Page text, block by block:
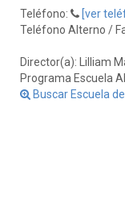
Teléfono:
[ver
Teléfono Alterno /
Director(a): Lilliam
Programa Escuela
Buscar Escuela